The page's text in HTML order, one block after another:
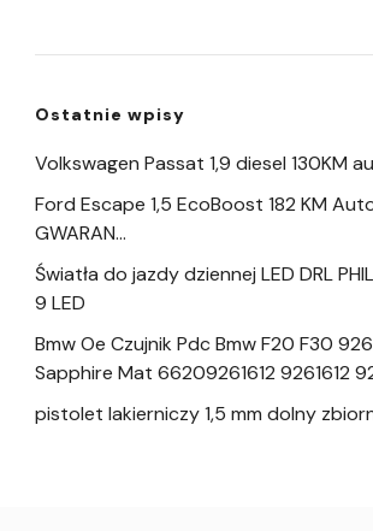
Ostatnie wpisy
Volkswagen Passat 1,9 diesel 130KM
Ford Escape 1,5 EcoBoost 182 KM
GWARAN…
Światła do jazdy dziennej LED DRL
9 LED
Bmw Oe Czujnik Pdc Bmw F20 F30
Sapphire Mat 66209261612 9261612
pistolet lakierniczy 1,5 mm dolny